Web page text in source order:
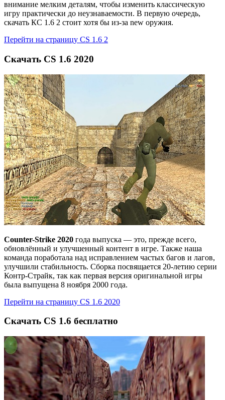
внимание мелким деталям, чтобы изменить классическую
игру практически до неузнаваемости. В первую очередь,
скачать КС 1.6 2 стоит хотя бы из-за new оружия.
Перейти на страницу CS 1.6 2
Скачать CS 1.6 2020
Counter-Strike 2020 года выпуска — это, прежде всего,
обновлённый и улучшенный контент в игре. Также наша
команда поработала над исправлением частых багов и лагов,
улучшили стабильность. Cборка посвящается 20-летию серии
Контр-Страйк, так как первая версия оригинальной игры
была выпущена 8 ноября 2000 года.
Перейти на страницу CS 1.6 2020
Скачать CS 1.6 бесплатно